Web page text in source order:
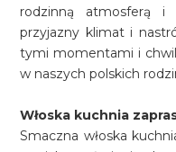
rodzinną atmosferą i
przyjazny klimat i
tymi momentami i
w naszych polskich
Włoska kuchnia
Smaczna włoska